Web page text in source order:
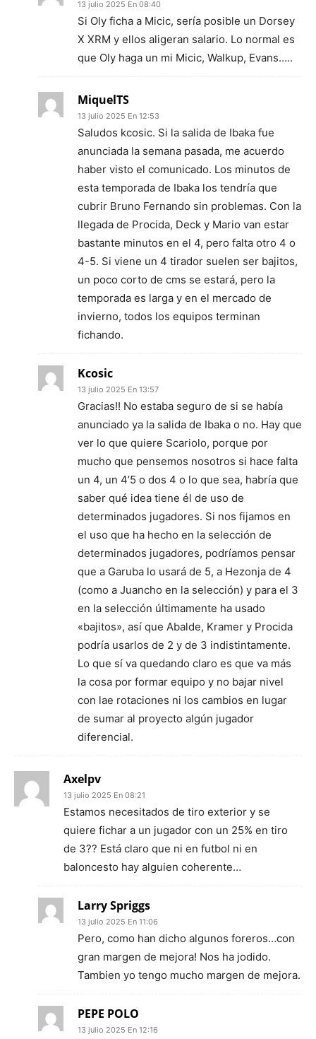
13 julio 2025 En 08:40
Si Oly ficha a Micic, sería posible un Dorsey
X XRM y ellos aligeran salario. Lo normal es
que Oly haga un mi Micic, Walkup, Evans…..
MiquelTS
13 julio 2025 En 12:53
Saludos kcosic. Si la salida de Ibaka fue
anunciada la semana pasada, me acuerdo
haber visto el comunicado. Los minutos de
esta temporada de Ibaka los tendría que
cubrir Bruno Fernando sin problemas. Con la
llegada de Procida, Deck y Mario van estar
bastante minutos en el 4, pero falta otro 4 o
4-5. Si viene un 4 tirador suelen ser bajitos,
un poco corto de cms se estará, pero la
temporada es larga y en el mercado de
invierno, todos los equipos terminan
fichando.
Kcosic
13 julio 2025 En 13:57
Gracias!! No estaba seguro de si se había
anunciado ya la salida de Ibaka o no. Hay que
ver lo que quiere Scariolo, porque por
mucho que pensemos nosotros si hace falta
un 4, un 4’5 o dos 4 o lo que sea, habría que
saber qué idea tiene él de uso de
determinados jugadores. Si nos fijamos en
el uso que ha hecho en la selección de
determinados jugadores, podríamos pensar
que a Garuba lo usará de 5, a Hezonja de 4
(como a Juancho en la selección) y para el 3
en la selección últimamente ha usado
«bajitos», así que Abalde, Kramer y Procida
podría usarlos de 2 y de 3 indistintamente.
Lo que sí va quedando claro es que va más
la cosa por formar equipo y no bajar nivel
con lae rotaciones ni los cambios en lugar
de sumar al proyecto algún jugador
diferencial.
Axelpv
13 julio 2025 En 08:21
Estamos necesitados de tiro exterior y se
quiere fichar a un jugador con un 25% en tiro
de 3?? Está claro que ni en futbol ni en
baloncesto hay alguien coherente…
Larry Spriggs
13 julio 2025 En 11:06
Pero, como han dicho algunos foreros…con
gran margen de mejora! Nos ha jodido.
Tambien yo tengo mucho margen de mejora.
PEPE POLO
13 julio 2025 En 12:16